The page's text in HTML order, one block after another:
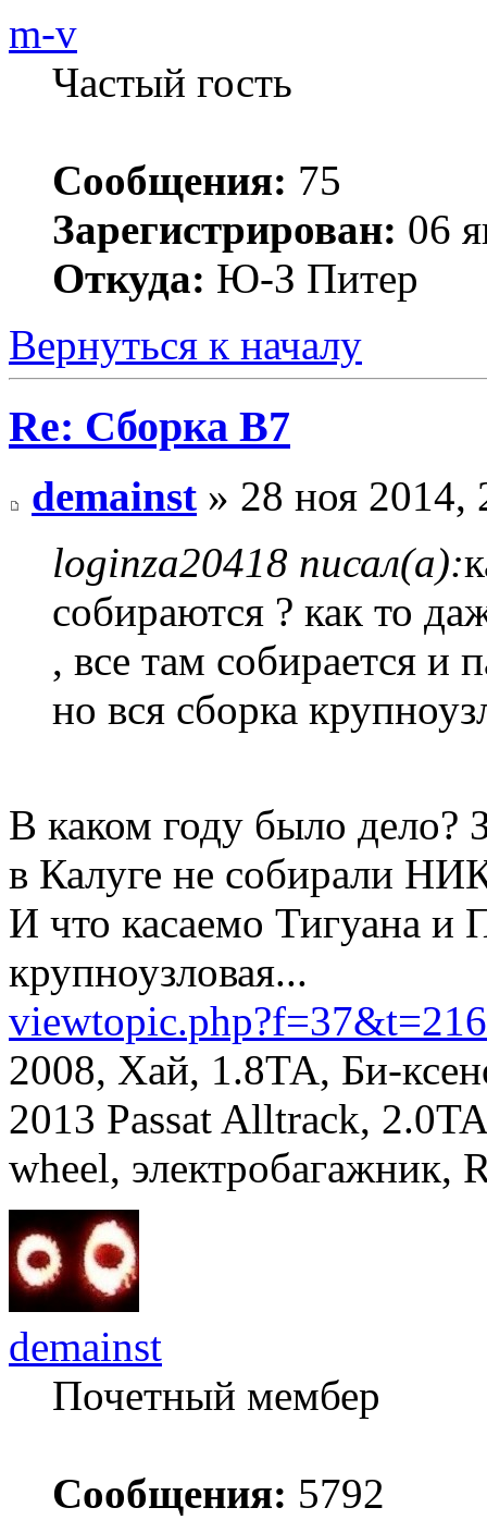
m-v
Частый гость
Сообщения: 75
Зарегистрирован: 06
Откуда: Ю-З Питер
Вернуться к началу
Re: Сборка B7
demainst » 28 ноя 2014,
loginza20418 писал(а):
собираются ? как то
, все там собирается
но вся сборка
В каком году было дело?
в Калуге не собирали
И что касаемо Тигуана и
крупноузловая...
2008, Хай, 1.8ТА, Би-
2013 Passat Alltrack,
wheel, электробагажник,
demainst
Почетный мембер
Сообщения: 5792